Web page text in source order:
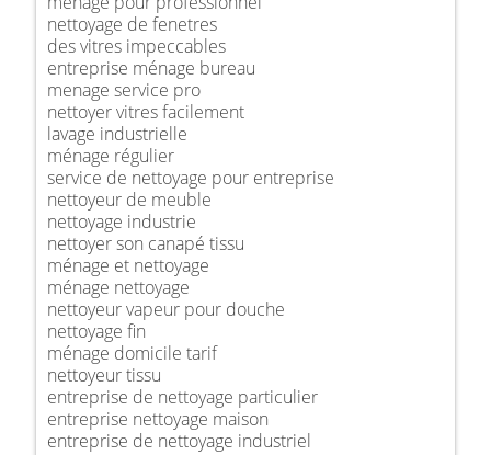
nettoyage de fenetres
des vitres impeccables
entreprise ménage bureau
menage service pro
nettoyer vitres facilement
lavage industrielle
ménage régulier
service de nettoyage pour entreprise
nettoyeur de meuble
nettoyage industrie
nettoyer son canapé tissu
ménage et nettoyage
ménage nettoyage
nettoyeur vapeur pour douche
nettoyage fin
ménage domicile tarif
nettoyeur tissu
entreprise de nettoyage particulier
entreprise nettoyage maison
entreprise de nettoyage industriel